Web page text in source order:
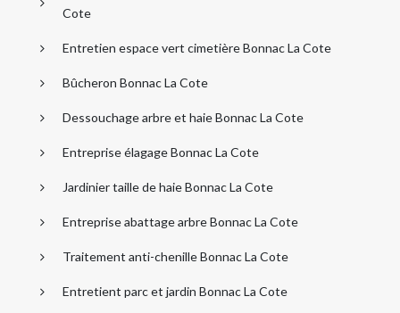
Cote
Entretien espace vert cimetière Bonnac La Cote
Bûcheron Bonnac La Cote
Dessouchage arbre et haie Bonnac La Cote
Entreprise élagage Bonnac La Cote
Jardinier taille de haie Bonnac La Cote
Entreprise abattage arbre Bonnac La Cote
Traitement anti-chenille Bonnac La Cote
Entretient parc et jardin Bonnac La Cote